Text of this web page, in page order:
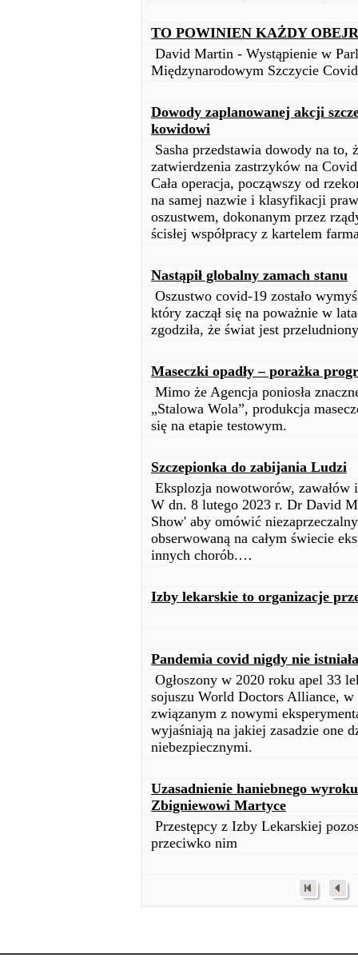
TO POWINIEN KAŻDY
David Martin - Wystąpienie w
Międzynarodowym Szczycie Covid
Dowody zaplanowanej akcji
kowidowi
Sasha przedstawia dowody na to,
zatwierdzenia zastrzyków na
Cała operacja, począwszy od
na samej nazwie i klasyfikacji
oszustwem, dokonanym przez
ścisłej współpracy z kartelem
Nastąpił globalny zamach stanu
Oszustwo covid-19 zostało
który zaczął się na poważnie w
zgodziła, że świat jest
Maseczki opadły – porażka
Mimo że Agencja poniosła
„Stalowa Wola”, produkcja
się na etapie testowym.
Szczepionka do zabijania Ludzi
Eksplozja nowotworów,
W dn. 8 lutego 2023 r. Dr David
Show' aby omówić
obserwowaną na całym świecie
innych chorób.…
Izby lekarskie to organizacje
Pandemia covid nigdy nie istniała
Ogłoszony w 2020 roku apel 33
sojuszu World Doctors Alliance,
związanym z nowymi
wyjaśniają na jakiej zasadzie one
niebezpiecznymi.
Uzasadnienie haniebnego
Zbigniewowi Martyce
Przestępcy z Izby Lekarskiej
przeciwko nim